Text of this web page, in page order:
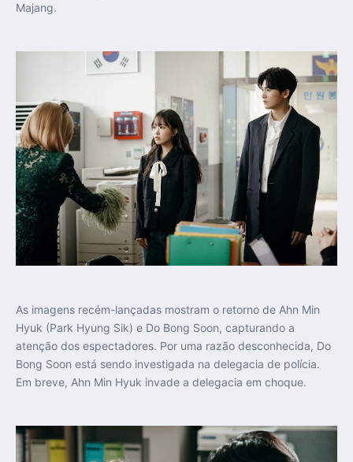
Majang.
As imagens recém-lançadas mostram o retorno de Ahn Min
Hyuk (Park Hyung Sik) e Do Bong Soon, capturando a
atenção dos espectadores. Por uma razão desconhecida, Do
Bong Soon está sendo investigada na delegacia de polícia.
Em breve, Ahn Min Hyuk invade a delegacia em choque.